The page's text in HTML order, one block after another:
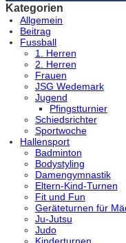
Kategorien
Allgemein
Beitrag
Fussball
1. Herren
2. Herren
Frauen
JSG Wedemark
Jugend
Pfingstturnier
Schiedsrichter
Sportwoche
Hallensport
Badminton
Bodystyling
Damengymnastik
Eltern-Kind-Turnen
Fit und Fun
Geräteturnen für
Ju-Jutsu
Judo
Kinderturnen